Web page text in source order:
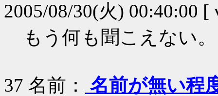
2005/08/30(火) 00:40:00 [
もう何も聞こえない。
37 名前：
名前が無い程